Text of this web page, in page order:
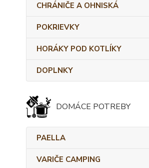
CHRÁNIČE A OHNISKÁ
POKRIEVKY
HORÁKY POD KOTLÍKY
DOPLNKY
DOMÁCE POTREBY
PAELLA
VARIČE CAMPING